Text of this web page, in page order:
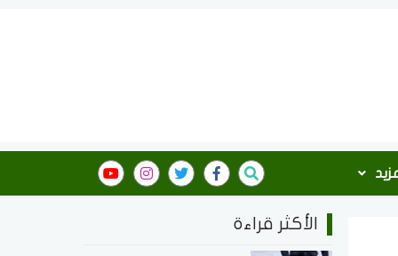
الأكثر قراءة